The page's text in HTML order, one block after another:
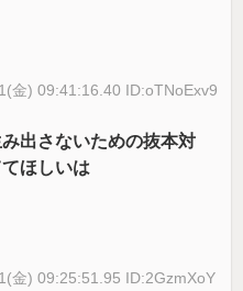
金) 09:41:16.40 ID:oTNoExv9
出さないための抜本対
ほしいは
金) 09:25:51.95 ID:2GzmXoY